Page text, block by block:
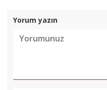
Yorum yazın